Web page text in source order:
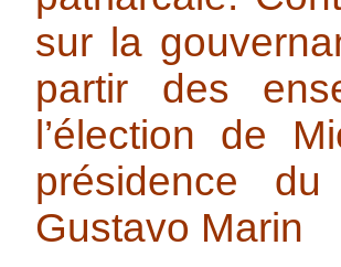
sur la
partir des
l’élection de
présidence
Gustavo Marin